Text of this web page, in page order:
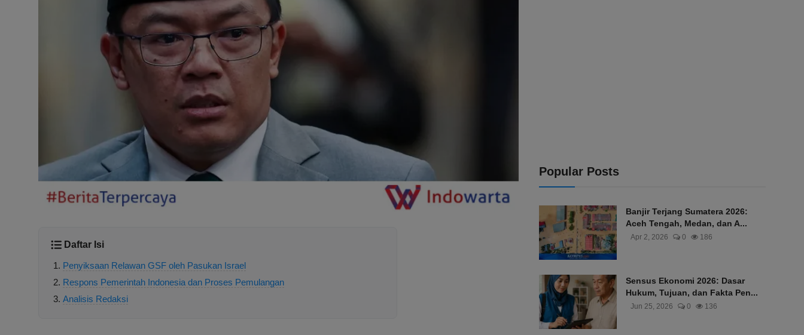
Daftar Isi
Penyiksaan Relawan GSF oleh Pasukan Israel
Respons Pemerintah Indonesia dan Proses Pemulangan
Analisis Redaksi
Popular Posts
Banjir Terjang Sumatera 2026:
Aceh Tengah, Medan, dan A...
Apr 2, 2026 0 186
Sensus Ekonomi 2026: Dasar
Hukum, Tujuan, dan Fakta Pen...
Jun 25, 2026 0 136